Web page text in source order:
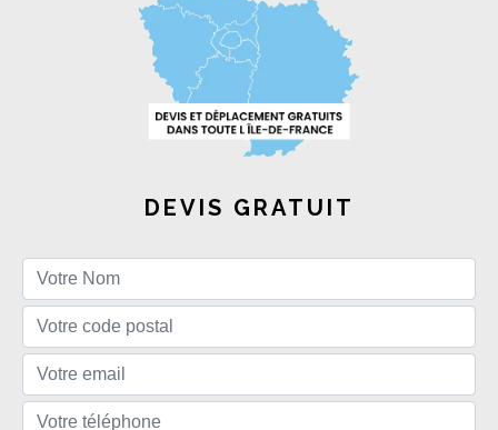
DEVIS GRATUIT